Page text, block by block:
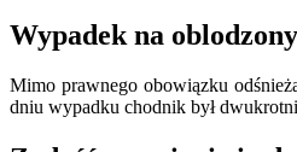
Wypadek na
Mimo prawnego obowiązku
dniu wypadku chodnik był